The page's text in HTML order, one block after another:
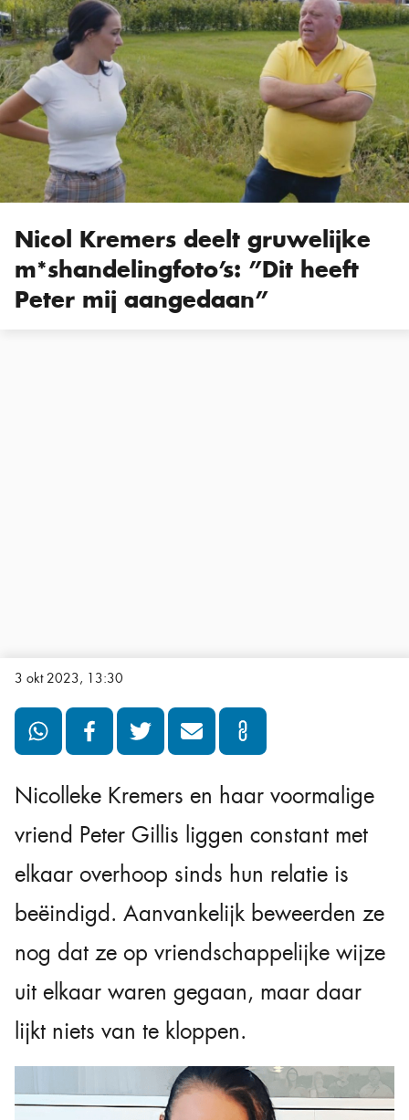
Nicol Kremers deelt gruwelijke
m*shandelingfoto’s: ”Dit heeft
Peter mij aangedaan”
3 okt 2023, 13:30
Nicolleke Kremers en haar voormalige
vriend Peter Gillis liggen constant met
elkaar overhoop sinds hun relatie is
beëindigd. Aanvankelijk beweerden ze
nog dat ze op vriendschappelijke wijze
uit elkaar waren gegaan, maar daar
lijkt niets van te kloppen.